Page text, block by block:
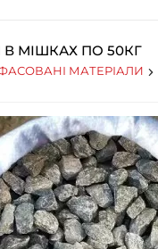
В МІШКАХ ПО 50КГ
МАТЕРІАЛИ